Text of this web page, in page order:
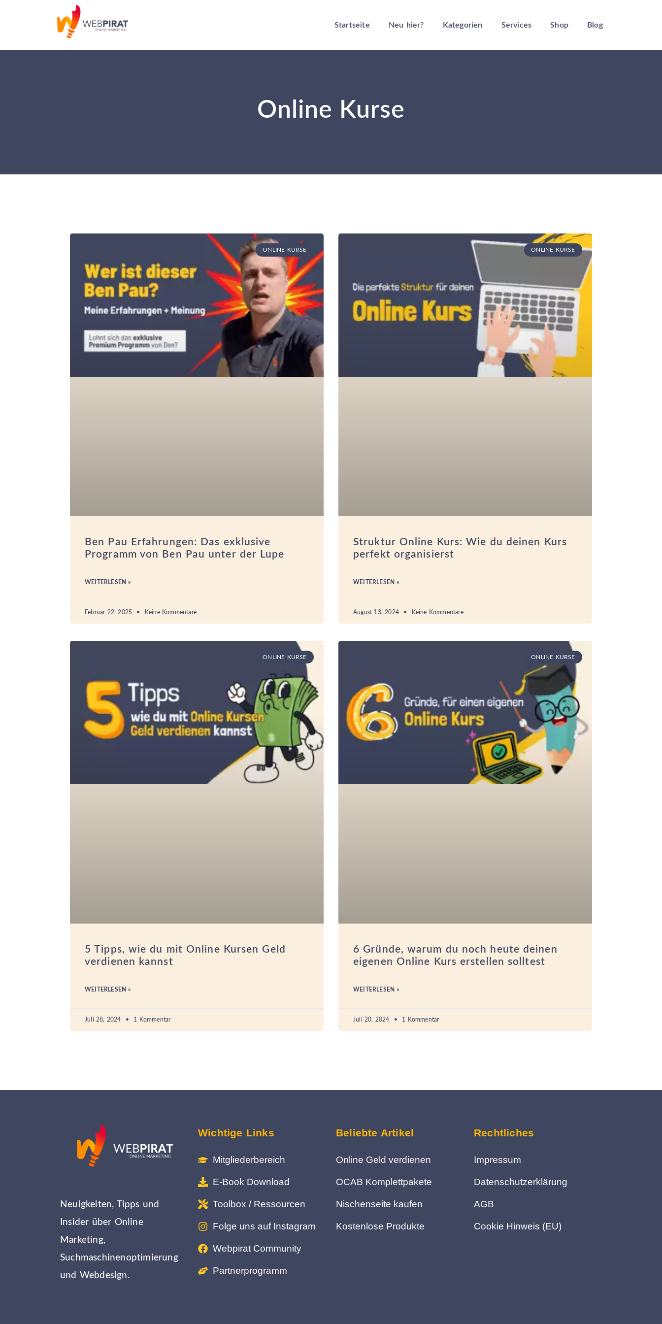
Startseite Neu hier? Kategorien Services Shop Blog
Online Kurse
ONLINE KURSE
Ben Pau Erfahrungen: Das exklusive
Programm von Ben Pau unter der Lupe
WEITERLESEN »
Februar 22, 2025 Keine Kommentare
ONLINE KURSE
Struktur Online Kurs: Wie du deinen Kurs
perfekt organisierst
WEITERLESEN »
August 13, 2024 Keine Kommentare
ONLINE KURSE
5 Tipps, wie du mit Online Kursen Geld
verdienen kannst
WEITERLESEN »
Juli 28, 2024 1 Kommentar
ONLINE KURSE
6 Gründe, warum du noch heute deinen
eigenen Online Kurs erstellen solltest
WEITERLESEN »
Juli 20, 2024 1 Kommentar
Neuigkeiten, Tipps und
Insider über Online
Marketing,
Suchmaschinenoptimierung
und Webdesign.
Wichtige Links
Mitgliederbereich
E-Book Download
Toolbox / Ressourcen
Folge uns auf Instagram
Webpirat Community
Partnerprogramm
Beliebte Artikel
Online Geld verdienen
OCAB Komplettpakete
Nischenseite kaufen
Kostenlose Produkte
Rechtliches
Impressum
Datenschutzerklärung
AGB
Cookie Hinweis (EU)